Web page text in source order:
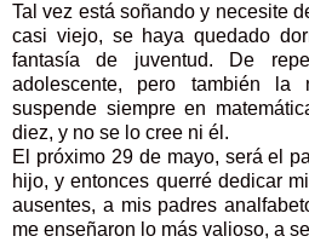
Tal vez está soñando y necesite
casi viejo, se haya quedado
fantasía de juventud. De
adolescente, pero también la
suspende siempre en
diez, y no se lo cree ni él.
El próximo 29 de mayo, será el
hijo, y entonces querré dedicar
ausentes, a mis padres
me enseñaron lo más valioso, a